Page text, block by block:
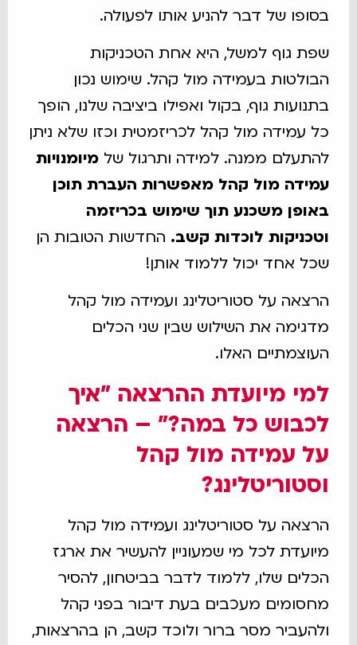
בסופו של דבר להניע אותו לפעולה.
שפת גוף למשל, היא אחת הטכניקות
הבולטות בעמידה מול קהל. שימוש נכון
בתנועות גוף, בקול ואפילו ביציבה שלנו, הופך
כל עמידה מול קהל לכריזמטית וכזו שלא ניתן
להתעלם ממנה. למידה ותרגול של מיומנויות
עמידה מול קהל מאפשרות העברת תוכן
באופן משכנע תוך שימוש בכריזמה
וטכניקות לוכדות קשב. החדשות הטובות הן
שכל אחד יכול ללמוד אותן!
הרצאה על סטוריטלינג ועמידה מול קהל
מדגימה את השילוש שבין שני הכלים
העוצמתיים האלו.
למי מיועדת ההרצאה "איך
לכבוש כל במה?" – הרצאה
על עמידה מול קהל
וסטוריטלינג?
הרצאה על סטוריטלינג ועמידה מול קהל
מיועדת לכל מי שמעוניין להעשיר את ארגז
הכלים שלו, ללמוד לדבר בביטחון, להסיר
מחסומים מעכבים בעת דיבור בפני קהל
ולהעביר מסר ברור ולוכד קשב, הן בהרצאות,